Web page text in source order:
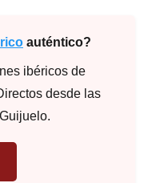
auténtico?
ibéricos de
desde las